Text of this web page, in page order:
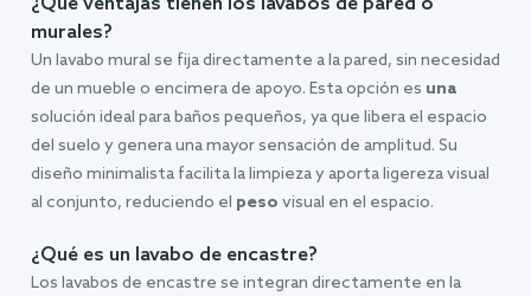
¿Qué ventajas tienen los lavabos de pared o
murales?
Un lavabo mural se fija directamente a la pared, sin necesidad
de un mueble o encimera de apoyo. Esta opción es una
solución ideal para baños pequeños, ya que libera el espacio
del suelo y genera una mayor sensación de amplitud. Su
diseño minimalista facilita la limpieza y aporta ligereza visual
al conjunto, reduciendo el peso visual en el espacio.
¿Qué es un lavabo de encastre?
Los lavabos de encastre se integran directamente en la